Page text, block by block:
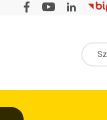
Szukaj